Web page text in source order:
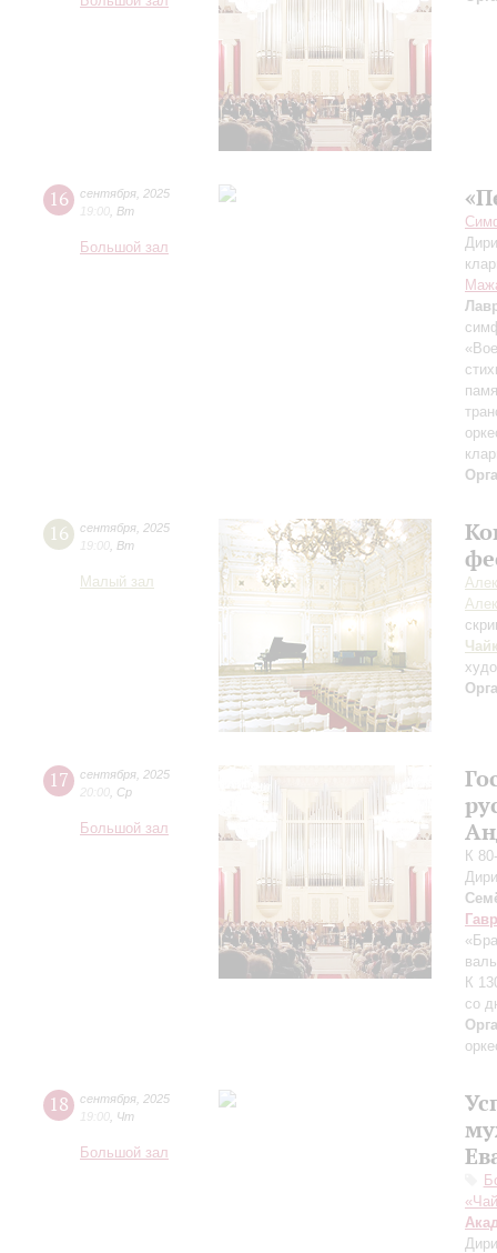
16 сентября 2025
19:00 Вт
Большой зал
16 сентября 2025
19:00 Вт
Малый зал
17 сентября 2025
20:00 Ср
Большой зал
К
К
со
18 сентября 2025
19:00 Чт
Большой зал